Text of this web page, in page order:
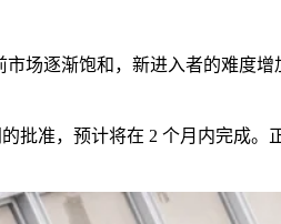
场逐渐饱和，新进入者的难度
批准，预计将在 2 个月内完成。